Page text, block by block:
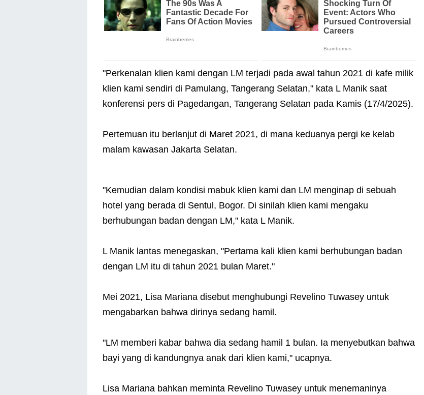
"Perkenalan klien kami dengan LM terjadi pada awal tahun 2021 di kafe milik
klien kami sendiri di Pamulang, Tangerang Selatan," kata L Manik saat
konferensi pers di Pagedangan, Tangerang Selatan pada Kamis (17/4/2025).
Pertemuan itu berlanjut di Maret 2021, di mana keduanya pergi ke kelab
malam kawasan Jakarta Selatan.
"Kemudian dalam kondisi mabuk klien kami dan LM menginap di sebuah
hotel yang berada di Sentul, Bogor. Di sinilah klien kami mengaku
berhubungan badan dengan LM," kata L Manik.
L Manik lantas menegaskan, "Pertama kali klien kami berhubungan badan
dengan LM itu di tahun 2021 bulan Maret."
Mei 2021, Lisa Mariana disebut menghubungi Revelino Tuwasey untuk
mengabarkan bahwa dirinya sedang hamil.
"LM memberi kabar bahwa dia sedang hamil 1 bulan. Ia menyebutkan bahwa
bayi yang di kandungnya anak dari klien kami," ucapnya.
Lisa Mariana bahkan meminta Revelino Tuwasey untuk menemaninya